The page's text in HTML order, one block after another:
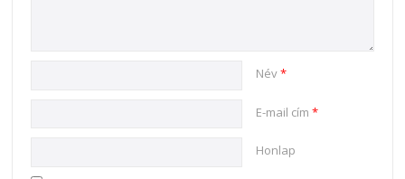
Név*
E-mail cím*
Honlap